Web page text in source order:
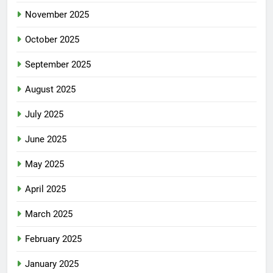
November 2025
October 2025
September 2025
August 2025
July 2025
June 2025
May 2025
April 2025
March 2025
February 2025
January 2025